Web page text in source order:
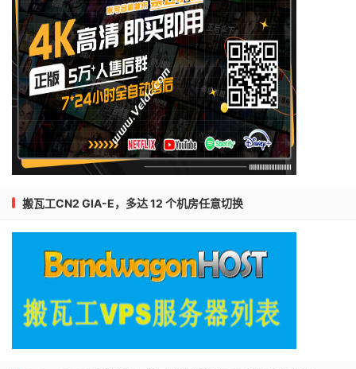
搬瓦工CN2 GIA-E，多达 12 个机房任意切换